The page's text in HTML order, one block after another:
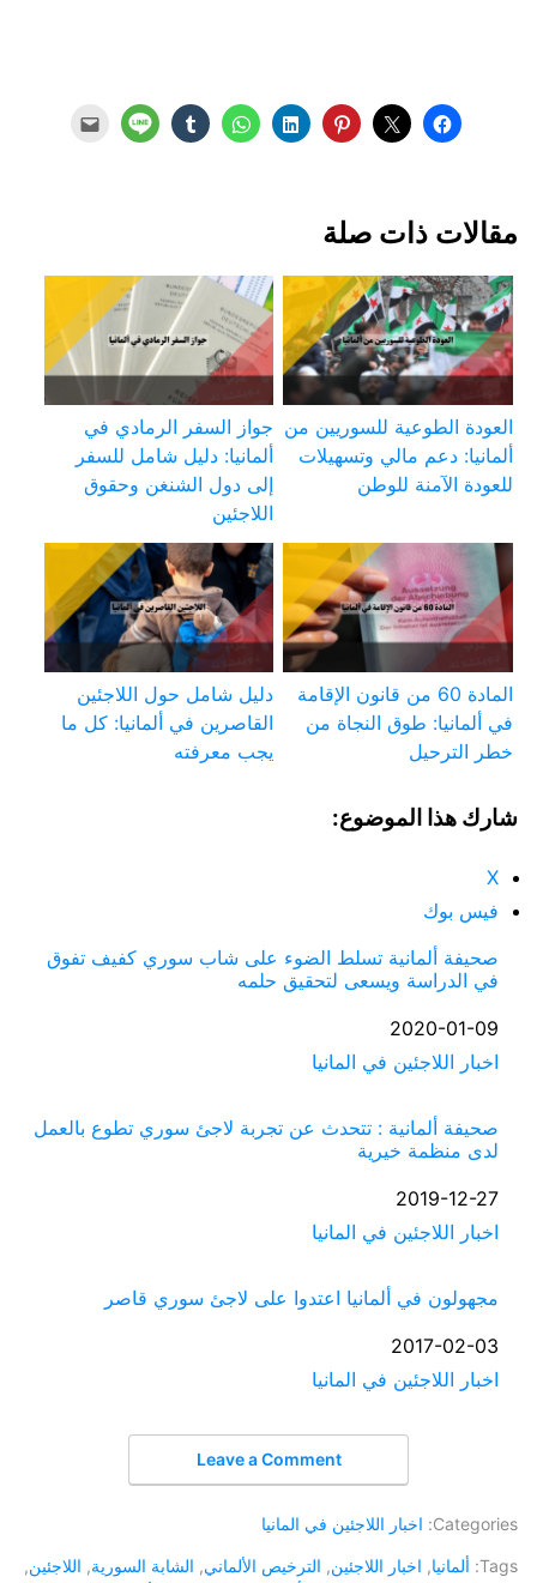
مقالات ذات صلة
العودة الطوعية للسوريين من
ألمانيا: دعم مالي وتسهيلات
للعودة الآمنة للوطن
جواز السفر الرمادي في
ألمانيا: دليل شامل للسفر
إلى دول الشنغن وحقوق
اللاجئين
المادة 60 من قانون الإقامة
في ألمانيا: طوق النجاة من
خطر الترحيل
دليل شامل حول اللاجئين
القاصرين في ألمانيا: كل ما
يجب معرفته
شارك هذا الموضوع:
X
فيس بوك
صحيفة ألمانية تسلط الضوء على شاب سوري كفيف تفوق
في الدراسة ويسعى لتحقيق حلمه
التاريخ
2020-01-09
في ما يتعلق بما يأتي
اخبار اللاجئين في المانيا
صحيفة ألمانية : تتحدث عن تجربة لاجئ سوري تطوع بالعمل
لدى منظمة خيرية
التاريخ
2019-12-27
في ما يتعلق بما يأتي
اخبار اللاجئين في المانيا
مجهولون في ألمانيا اعتدوا على لاجئ سوري قاصر
التاريخ
2017-02-03
في ما يتعلق بما يأتي
اخبار اللاجئين في المانيا
Leave a Comment
Categories: اخبار اللاجئين في المانيا
Tags: ألمانيا, اخبار اللاجئين, الترخيص الألماني, الشابة السورية, اللاجئين,